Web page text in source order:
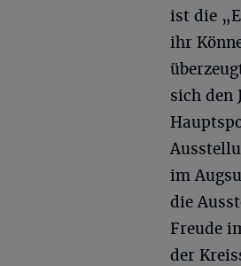
ist die
ihr
sich den
im
die
Freude
der